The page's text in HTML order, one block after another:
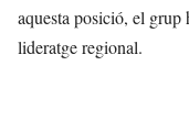
aquesta posició, el grup
lideratge regional.